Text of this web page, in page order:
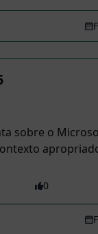
sobre o
0